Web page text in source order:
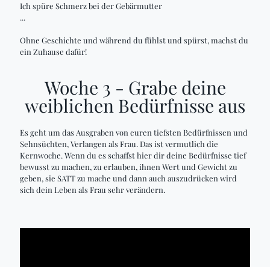
Ich spüre Schmerz bei der Gebärmutter
...
Ohne Geschichte und während du fühlst und spürst, machst du
ein Zuhause dafür!
Woche 3 - Grabe deine
weiblichen Bedürfnisse aus
Es geht um das Ausgraben von euren tiefsten Bedürfnissen und
Sehnsüchten, Verlangen als Frau. Das ist vermutlich die
Kernwoche. Wenn du es schaffst hier dir deine Bedürfnisse tief
bewusst zu machen, zu erlauben, ihnen Wert und Gewicht zu
geben, sie SATT zu mache und dann auch auszudrücken wird
sich dein Leben als Frau sehr verändern.